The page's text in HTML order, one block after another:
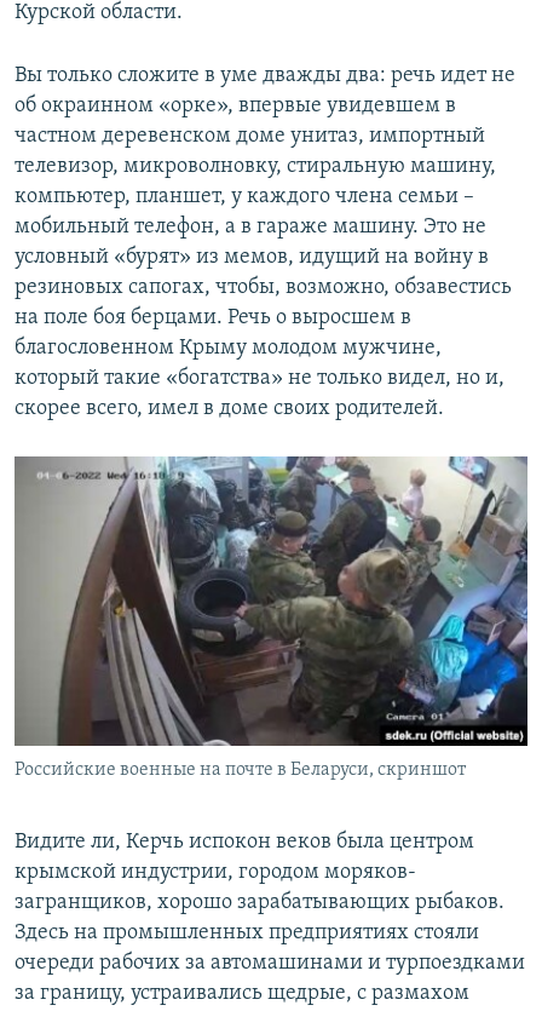
Курской области.
Вы только сложите в уме дважды два: речь идет не
об окраинном «орке», впервые увидевшем в
частном деревенском доме унитаз, импортный
телевизор, микроволновку, стиральную машину,
компьютер, планшет, у каждого члена семьи –
мобильный телефон, а в гараже машину. Это не
условный «бурят» из мемов, идущий на войну в
резиновых сапогах, чтобы, возможно, обзавестись
на поле боя берцами. Речь о выросшем в
благословенном Крыму молодом мужчине,
который такие «богатства» не только видел, но и,
скорее всего, имел в доме своих родителей.
Российские военные на почте в Беларуси, скриншот
Видите ли, Керчь испокон веков была центром
крымской индустрии, городом моряков-
загранщиков, хорошо зарабатывающих рыбаков.
Здесь на промышленных предприятиях стояли
очереди рабочих за автомашинами и турпоездками
за границу, устраивались щедрые, с размахом